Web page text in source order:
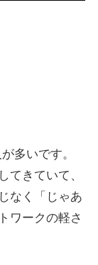
多いです。
きていて、
なく「じゃあ
ワークの軽さ